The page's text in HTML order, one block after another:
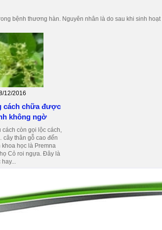
bệnh thương hàn. Nguyên nhân là do sau khi sinh hoạt
12/2016
cách chữa được
không ngờ
cách còn gọi lộc cách,
thân gỗ cao đến
khoa học là Premna
Cỏ roi ngựa. Đây là
hay...